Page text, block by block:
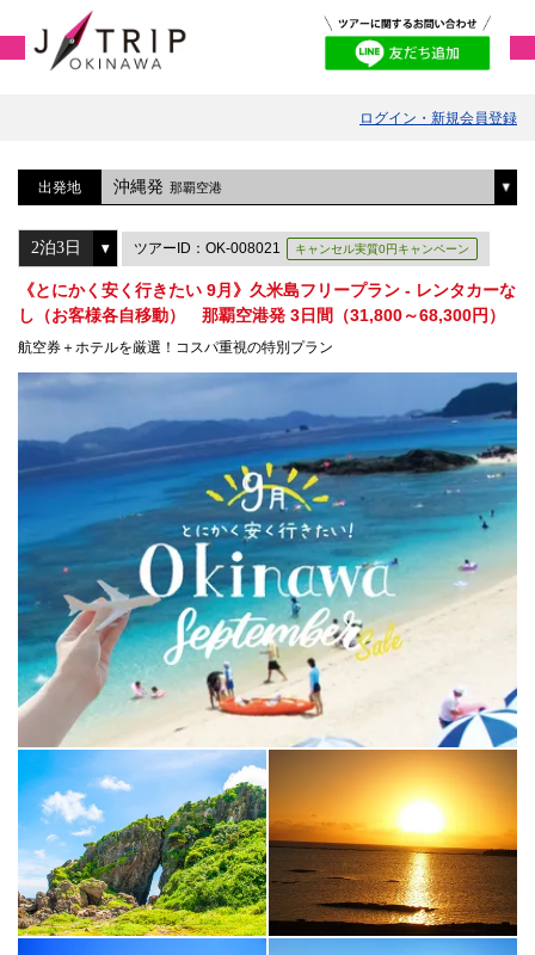
ログイン・新規会員登録
出発地 沖縄発 那覇空港
ツアーID：OK-008021 キャンセル実質0円キャンペーン
《とにかく安く行きたい 9月》久米島フリープラン - レンタカーな
し（お客様各自移動） 那覇空港発 3日間（31,800～68,300円）
航空券＋ホテルを厳選！コスパ重視の特別プラン